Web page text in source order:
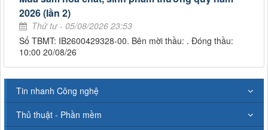
2026 (lần 2)
Thứ tư - 05/08/2026 23:53
Số TBMT: IB2600429328-00. Bên mời thầu: . Đóng thầu:
10:00 20/08/26
Tin nhanh Công nghệ
Thủ thuật - Phần mềm